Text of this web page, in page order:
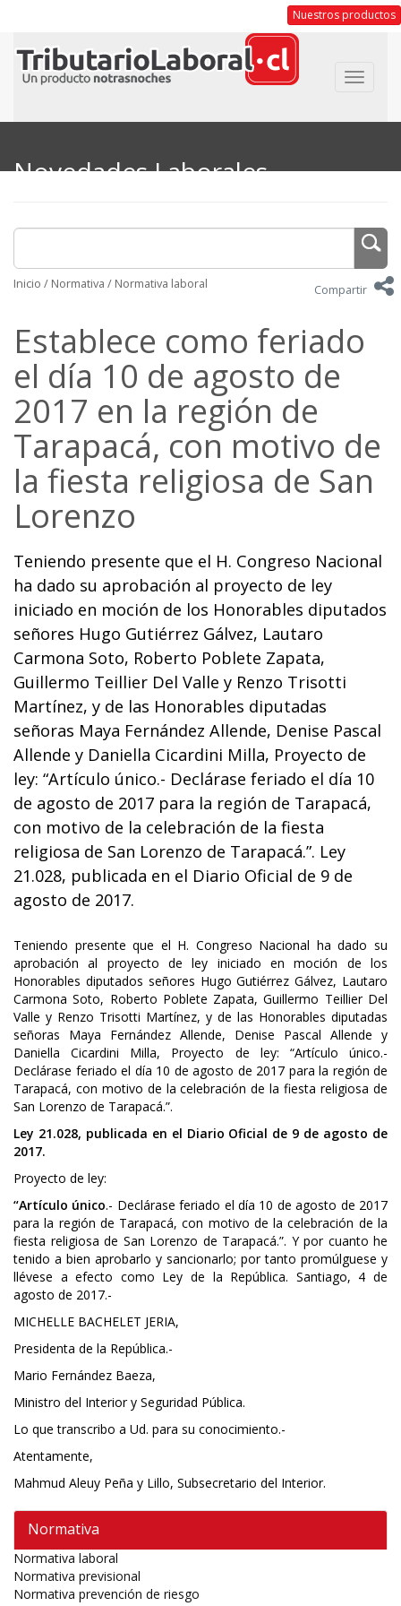
Nuestros productos
Toggle
Novedades Laborales
Inicio / Normativa / Normativa laboral Compartir
Establece como feriado
el día 10 de agosto de
2017 en la región de
Tarapacá, con motivo de
la fiesta religiosa de San
Lorenzo
Teniendo presente que el H. Congreso Nacional
ha dado su aprobación al proyecto de ley
iniciado en moción de los Honorables diputados
señores Hugo Gutiérrez Gálvez, Lautaro
Carmona Soto, Roberto Poblete Zapata,
Guillermo Teillier Del Valle y Renzo Trisotti
Martínez, y de las Honorables diputadas
señoras Maya Fernández Allende, Denise Pascal
Allende y Daniella Cicardini Milla, Proyecto de
ley: “Artículo único.- Declárase feriado el día 10
de agosto de 2017 para la región de Tarapacá,
con motivo de la celebración de la fiesta
religiosa de San Lorenzo de Tarapacá.”. Ley
21.028, publicada en el Diario Oficial de 9 de
agosto de 2017.
Teniendo presente que el H. Congreso Nacional ha dado su
aprobación al proyecto de ley iniciado en moción de los
Honorables diputados señores Hugo Gutiérrez Gálvez, Lautaro
Carmona Soto, Roberto Poblete Zapata, Guillermo Teillier Del
Valle y Renzo Trisotti Martínez, y de las Honorables diputadas
señoras Maya Fernández Allende, Denise Pascal Allende y
Daniella Cicardini Milla, Proyecto de ley: “Artículo único.-
Declárase feriado el día 10 de agosto de 2017 para la región de
Tarapacá, con motivo de la celebración de la fiesta religiosa de
San Lorenzo de Tarapacá.”.
Ley 21.028, publicada en el Diario Oficial de 9 de agosto de
2017.
Proyecto de ley:
“Artículo único.- Declárase feriado el día 10 de agosto de 2017
para la región de Tarapacá, con motivo de la celebración de la
fiesta religiosa de San Lorenzo de Tarapacá.”. Y por cuanto he
tenido a bien aprobarlo y sancionarlo; por tanto promúlguese y
llévese a efecto como Ley de la República. Santiago, 4 de
agosto de 2017.-
MICHELLE BACHELET JERIA,
Presidenta de la República.-
Mario Fernández Baeza,
Ministro del Interior y Seguridad Pública.
Lo que transcribo a Ud. para su conocimiento.-
Atentamente,
Mahmud Aleuy Peña y Lillo, Subsecretario del Interior.
Normativa
Normativa laboral
Normativa previsional
Normativa prevención de riesgo